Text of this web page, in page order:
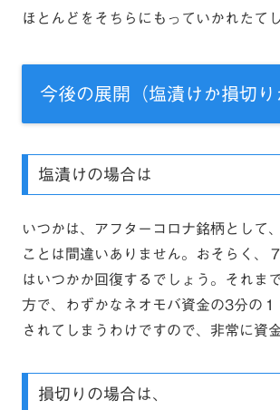
ほとんどをそちらにもっていかれたて
今後の展開（塩漬けか損切り
塩漬けの場合は
いつかは、アフターコロナ銘柄として
ことは間違いありません。おそらく、
はいつかか回復するでしょう。それま
方で、わずかなネオモバ資金の3分の
されてしまうわけですので、非常に資
損切りの場合は、